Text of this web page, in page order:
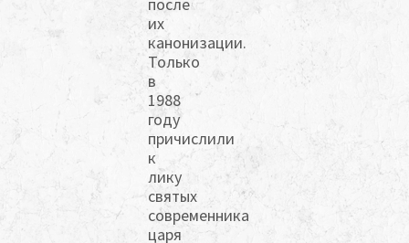
их
канонизации.
Только
в
1988
году
причислили
к
лику
святых
современника
царя